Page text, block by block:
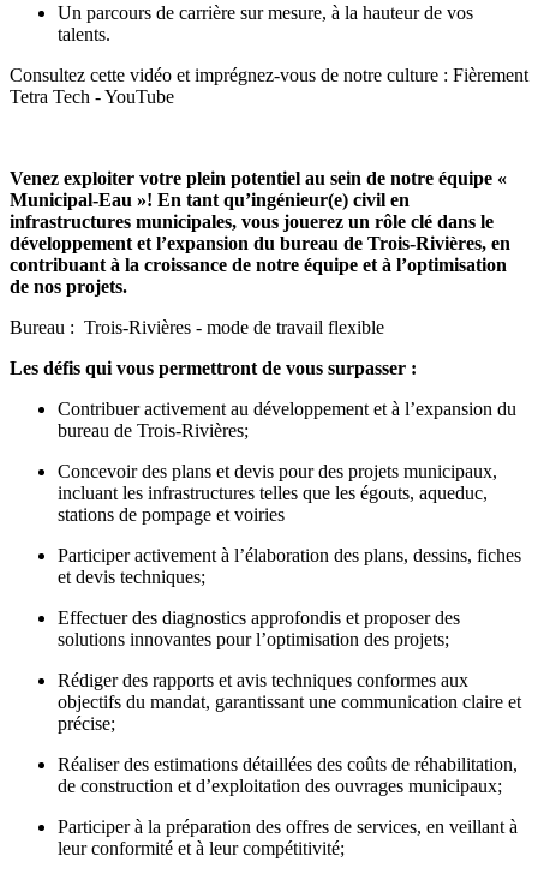
Un parcours de carrière sur mesure, à la hauteur de vos
talents.
Consultez cette vidéo et imprégnez-vous de notre culture : Fièrement
Tetra Tech - YouTube
Venez exploiter votre plein potentiel au sein de notre équipe «
Municipal-Eau »! En tant qu’ingénieur(e) civil en
infrastructures municipales, vous jouerez un rôle clé dans le
développement et l’expansion du bureau de Trois-Rivières, en
contribuant à la croissance de notre équipe et à l’optimisation
de nos projets.
Bureau : Trois-Rivières - mode de travail flexible
Les défis qui vous permettront de vous surpasser :
Contribuer activement au développement et à l’expansion du
bureau de Trois-Rivières;
Concevoir des plans et devis pour des projets municipaux,
incluant les infrastructures telles que les égouts, aqueduc,
stations de pompage et voiries
Participer activement à l’élaboration des plans, dessins, fiches
et devis techniques;
Effectuer des diagnostics approfondis et proposer des
solutions innovantes pour l’optimisation des projets;
Rédiger des rapports et avis techniques conformes aux
objectifs du mandat, garantissant une communication claire et
précise;
Réaliser des estimations détaillées des coûts de réhabilitation,
de construction et d’exploitation des ouvrages municipaux;
Participer à la préparation des offres de services, en veillant à
leur conformité et à leur compétitivité;